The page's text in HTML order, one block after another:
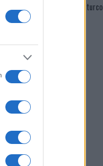
Martina Agostina Diturco
I nostri cari
I nostri cari